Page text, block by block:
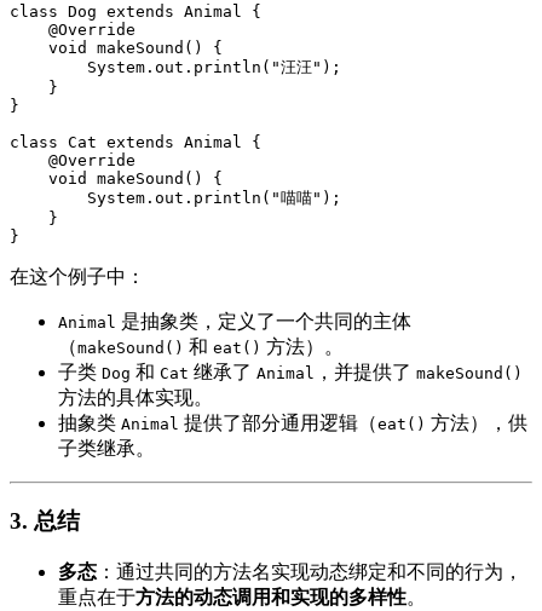
class Dog extends Animal {
    @Override
    void makeSound() {
        System.out.println("汪汪");
    }
}
class Cat extends Animal {
    @Override
    void makeSound() {
        System.out.println("喵喵");
    }
}
在这个例子中：
Animal 是抽象类，定义了一个共同的主体
（makeSound() 和 eat() 方法）。
子类 Dog 和 Cat 继承了 Animal ，并提供了 makeSound()
方法的具体实现。
抽象类 Animal 提供了部分通用逻辑（eat() 方法），供
子类继承。
3. 总结
多态 ：通过共同的方法名实现动态绑定和不同的行为，
重点在于方法的动态调用和实现的多样性。